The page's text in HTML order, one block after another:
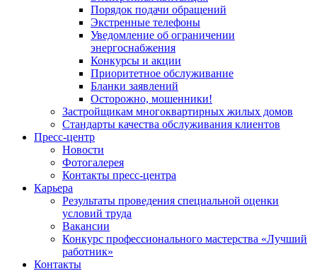
Порядок подачи обращений
Экстренные телефоны
Уведомление об ограничении
энергоснабжения
Конкурсы и акции
Приоритетное обслуживание
Бланки заявлений
Осторожно, мошенники!
Застройщикам многоквартирных жилых домов
Стандарты качества обслуживания клиентов
Пресс-центр
Новости
Фотогалерея
Контакты пресс-центра
Карьера
Результаты проведения специальной оценки
условий труда
Вакансии
Конкурс профессионального мастерства «Лучший
работник»
Контакты